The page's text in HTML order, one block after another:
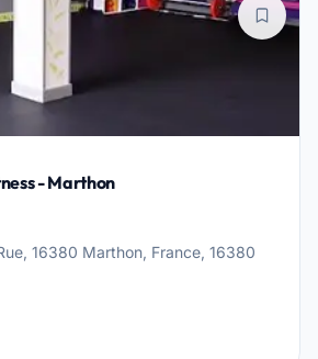
- Marthon
16380 Marthon, France, 16380